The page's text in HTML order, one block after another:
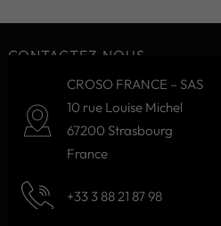
CONTACTEZ-NOUS
CROSO FRANCE – SAS
10 rue Louise Michel
67200 Strasbourg
France
+33 3 88 21 87 98